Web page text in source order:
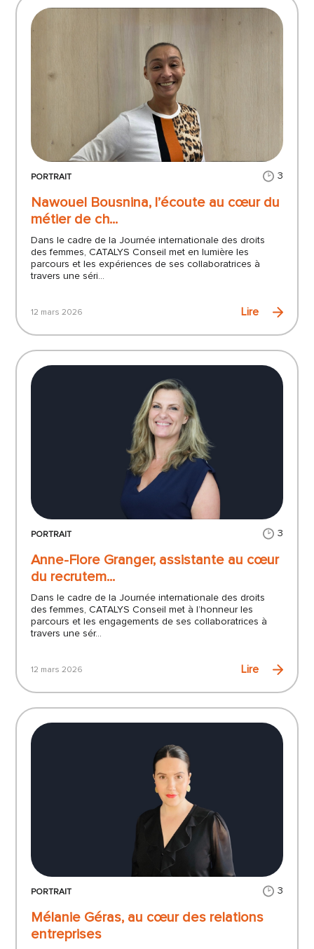
PORTRAIT 3
Nawouel Bousnina, l’écoute au cœur du
métier de ch...
Dans le cadre de la Journée internationale des droits
des femmes, CATALYS Conseil met en lumière les
parcours et les expériences de ses collaboratrices à
travers une séri...
12 mars 2026 Lire
PORTRAIT 3
Anne-Flore Granger, assistante au cœur
du recrutem...
Dans le cadre de la Journée internationale des droits
des femmes, CATALYS Conseil met à l’honneur les
parcours et les engagements de ses collaboratrices à
travers une sér...
12 mars 2026 Lire
PORTRAIT 3
Mélanie Géras, au cœur des relations
entreprises